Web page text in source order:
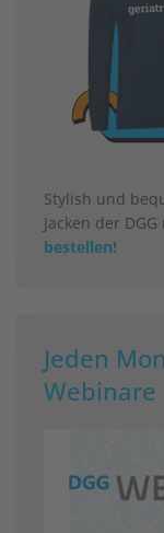
Stylish und
Jacken der
bestellen!
Jeden
Webinare